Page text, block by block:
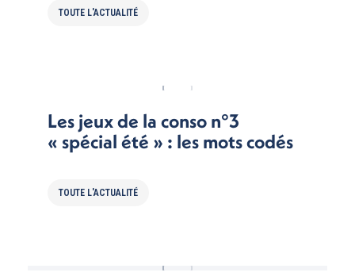
TOUTE L'ACTUALITÉ
Les jeux de la conso n°3
« spécial été » : les mots codés
TOUTE L'ACTUALITÉ